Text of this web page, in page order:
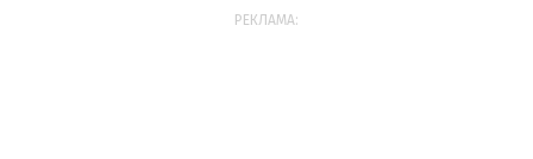
РЕКЛАМА: